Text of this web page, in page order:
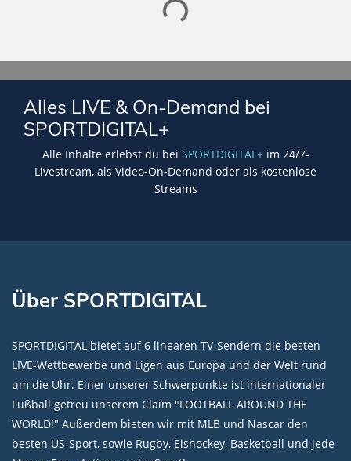
Lade SPORTDIGITAL+ Mediathek
Alles LIVE & On-Demand bei
SPORTDIGITAL+
Alle Inhalte erlebst du bei SPORTDIGITAL+im 24/7-
Livestream, als Video-On-Demand oder als kostenlose
Streams
Über SPORTDIGITAL
SPORTDIGITAL bietet auf 6 linearen TV-Sendern die besten
LIVE-Wettbewerbe und Ligen aus Europa und der Welt rund
um die Uhr. Einer unserer Schwerpunkte ist internationaler
Fußball getreu unserem Claim "FOOTBALL AROUND THE
WORLD!" Außerdem bieten wir mit MLB und Nascar den
besten US-Sport, sowie Rugby, Eishockey, Basketball und jede